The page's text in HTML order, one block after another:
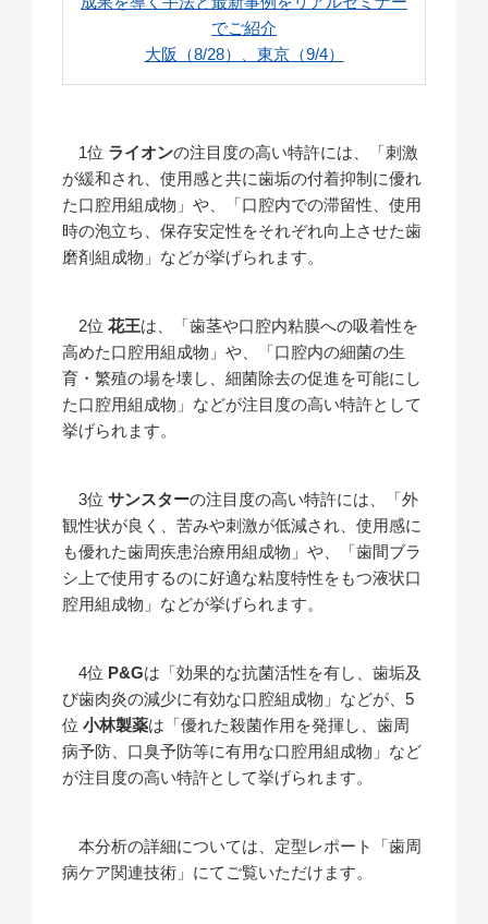
でご紹介
大阪（8/28）、東京（9/4）
1位 ライオンの注目度の高い特許には、「刺激
が緩和され、使用感と共に歯垢の付着抑制に優れ
た口腔用組成物」や、「口腔内での滞留性、使用
時の泡立ち、保存安定性をそれぞれ向上させた歯
磨剤組成物」などが挙げられます。
2位花王は、「歯茎や口腔内粘膜への吸着性を
高めた口腔用組成物」や、「口腔内の細菌の生
育・繁殖の場を壊し、細菌除去の促進を可能にし
た口腔用組成物」などが注目度の高い特許として
挙げられます。
3位サンスターの注目度の高い特許には、「外
観性状が良く、苦みや刺激が低減され、使用感に
も優れた歯周疾患治療用組成物」や、「歯間ブラ
シ上で使用するのに好適な粘度特性をもつ液状口
腔用組成物」などが挙げられます。
4位 P&Gは「効果的な抗菌活性を有し、歯垢及
び歯肉炎の減少に有効な口腔組成物」などが、5
位小林製薬は「優れた殺菌作用を発揮し、歯周
病予防、口臭予防等に有用な口腔用組成物」など
が注目度の高い特許として挙げられます。
本分析の詳細については、定型レポート「歯周
病ケア関連技術」にてご覧いただけます。